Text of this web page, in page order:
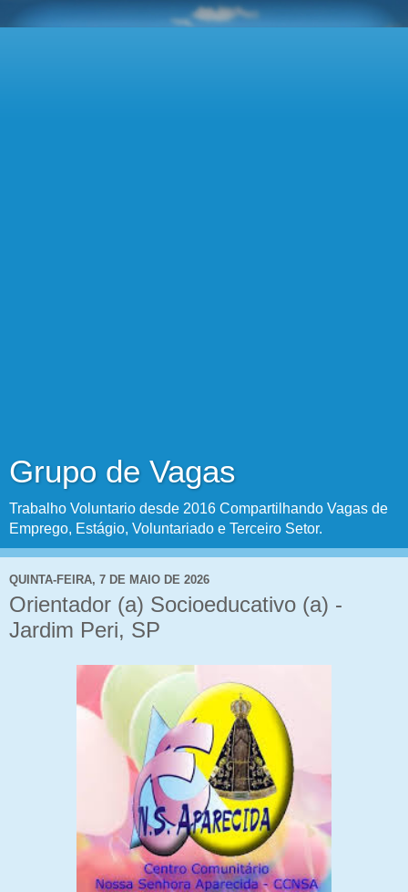
Grupo de Vagas
Trabalho Voluntario desde 2016 Compartilhando Vagas de
Emprego, Estágio, Voluntariado e Terceiro Setor.
QUINTA-FEIRA, 7 DE MAIO DE 2026
Orientador (a) Socioeducativo (a) -
Jardim Peri, SP